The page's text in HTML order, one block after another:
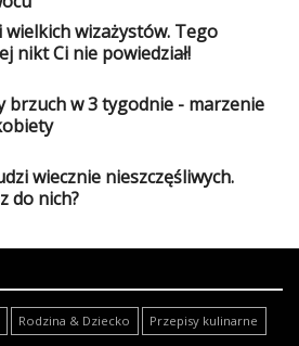
wielkich wizażystów. Tego
nikt Ci nie powiedział!
brzuch w 3 tygodnie - marzenie
wiecznie nieszczęśliwych.
do nich?
Rodzina & Dziecko Przepisy kulinarne